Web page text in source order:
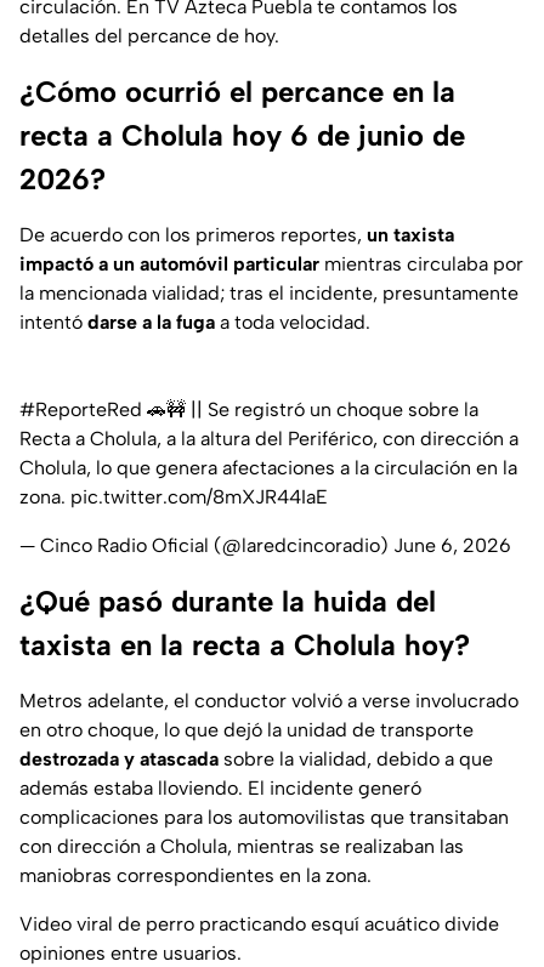
circulación. En TV Azteca Puebla te contamos los
detalles del percance de hoy.
¿Cómo ocurrió el percance en la
recta a Cholula hoy 6 de junio de
2026?
De acuerdo con los primeros reportes, un taxista
impactó a un automóvil particular mientras circulaba por
la mencionada vialidad; tras el incidente, presuntamente
intentó darse a la fuga a toda velocidad.
#ReporteRed 🚗🚧 || Se registró un choque sobre la
Recta a Cholula, a la altura del Periférico, con dirección a
Cholula, lo que genera afectaciones a la circulación en la
zona. pic.twitter.com/8mXJR44IaE
— Cinco Radio Oficial (@laredcincoradio) June 6, 2026
¿Qué pasó durante la huida del
taxista en la recta a Cholula hoy?
Metros adelante, el conductor volvió a verse involucrado
en otro choque, lo que dejó la unidad de transporte
destrozada y atascada sobre la vialidad, debido a que
además estaba lloviendo. El incidente generó
complicaciones para los automovilistas que transitaban
con dirección a Cholula, mientras se realizaban las
maniobras correspondientes en la zona.
Video viral de perro practicando esquí acuático divide
opiniones entre usuarios.